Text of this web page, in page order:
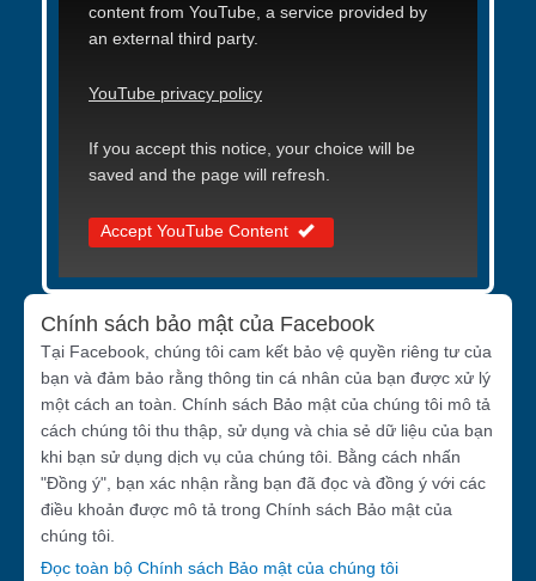
content from YouTube, a service provided by
an external third party.
YouTube privacy policy
If you accept this notice, your choice will be
saved and the page will refresh.
Accept YouTube Content
Chính sách bảo mật của Facebook
Tại Facebook, chúng tôi cam kết bảo vệ quyền riêng tư của
bạn và đảm bảo rằng thông tin cá nhân của bạn được xử lý
một cách an toàn. Chính sách Bảo mật của chúng tôi mô tả
cách chúng tôi thu thập, sử dụng và chia sẻ dữ liệu của bạn
khi bạn sử dụng dịch vụ của chúng tôi. Bằng cách nhấn
"Đồng ý", bạn xác nhận rằng bạn đã đọc và đồng ý với các
điều khoản được mô tả trong Chính sách Bảo mật của
chúng tôi.
Đọc toàn bộ Chính sách Bảo mật của chúng tôi